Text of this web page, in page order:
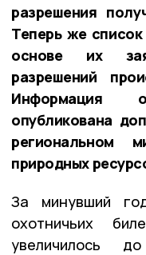
разрешения
Теперь же
основе их
разрешений
Информация
опубликована
региональном
природных
За минувший
охотничьих
увеличилось